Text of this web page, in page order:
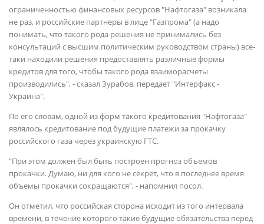
ограниченностью финансовых ресурсов "Нафтогаза" возникала
не раз, и российские партнеры в лице "Газпрома" (а надо
понимать, что такого рода решения не принимались без
консультаций с высшим политическим руководством страны) все-
таки находили решения предоставлять различные формы
кредитов для того, чтобы такого рода взаиморасчеты
производились", - сказал Зурабов, передает "Интерфакс -
Украина".
По его словам, одной из форм такого кредитования "Нафтогаза"
являлось кредитование под будущие платежи за прокачку
российского газа через украинскую ГТС.
"При этом должен был быть построен прогноз объемов
прокачки. Думаю, ни для кого не секрет, что в последнее время
объемы прокачки сокращаются", - напомнил посол.
Он отметил, что российская сторона исходит из того интервала
времени, в течение которого такие будущие обязательства перед